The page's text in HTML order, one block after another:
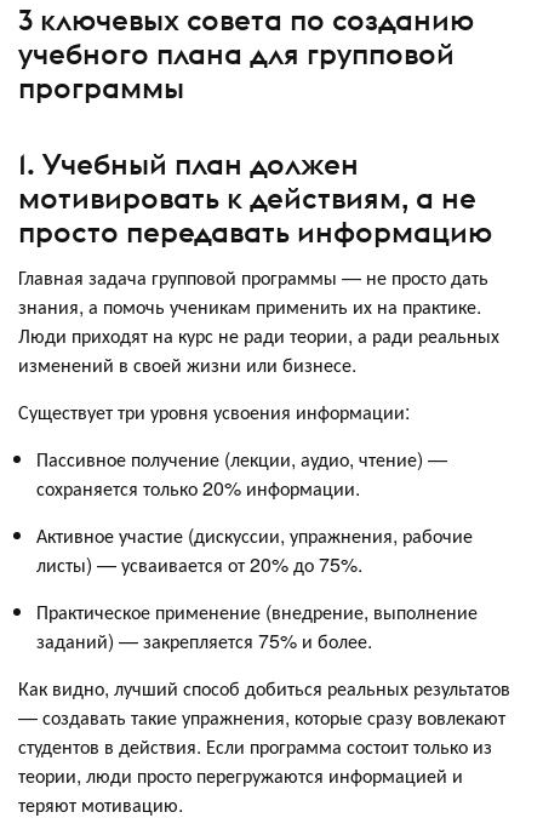
3 ключевых совета по созданию
учебного плана для групповой
программы
1. Учебный план должен
мотивировать к действиям, а не
просто передавать информацию
Главная задача групповой программы — не просто дать
знания, а помочь ученикам применить их на практике.
Люди приходят на курс не ради теории, а ради реальных
изменений в своей жизни или бизнесе.
Существует три уровня усвоения информации:
Пассивное получение (лекции, аудио, чтение) —
сохраняется только 20% информации.
Активное участие (дискуссии, упражнения, рабочие
листы) — усваивается от 20% до 75%.
Практическое применение (внедрение, выполнение
заданий) — закрепляется 75% и более.
Как видно, лучший способ добиться реальных результатов
— создавать такие упражнения, которые сразу вовлекают
студентов в действия. Если программа состоит только из
теории, люди просто перегружаются информацией и
теряют мотивацию.